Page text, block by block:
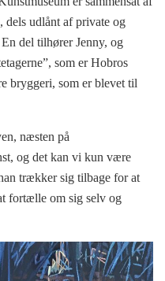
dels udlånt af private og
del tilhører Jenny, og
som er Hobros
bryggeri, som er blevet til
næsten på
og det kan vi kun være
trækker sig tilbage for at
fortælle om sig selv og